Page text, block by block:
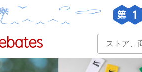
イベント一覧